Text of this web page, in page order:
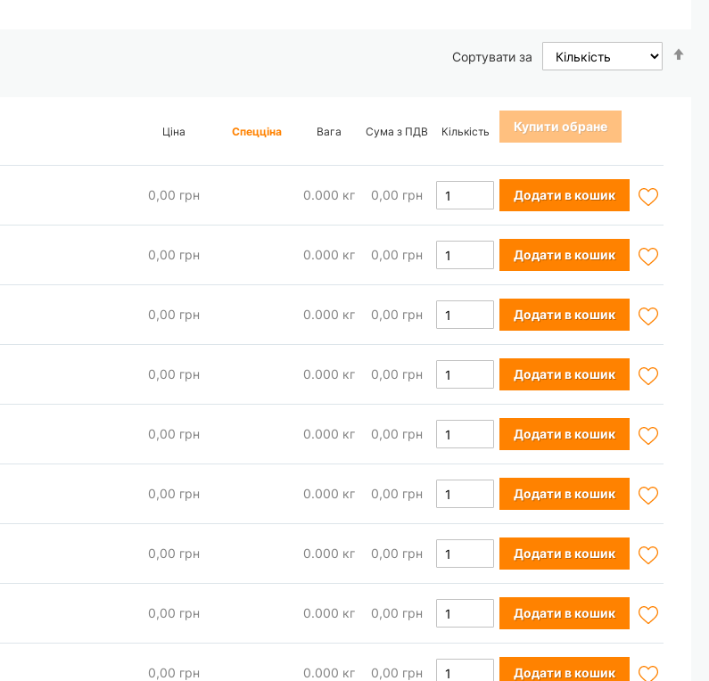
Сортувати за
Ціна Спецціна Вага Сума з ПДВ Кількість Купити обране
0,00 грн 0.000 кг 0,00 грн Додати в кошик Додати
до
Списку
Бажань
0,00 грн 0.000 кг 0,00 грн Додати в кошик Додати
до
Списку
Бажань
0,00 грн 0.000 кг 0,00 грн Додати в кошик Додати
до
Списку
Бажань
0,00 грн 0.000 кг 0,00 грн Додати в кошик Додати
до
Списку
Бажань
0,00 грн 0.000 кг 0,00 грн Додати в кошик Додати
до
Списку
Бажань
0,00 грн 0.000 кг 0,00 грн Додати в кошик Додати
до
Списку
Бажань
0,00 грн 0.000 кг 0,00 грн Додати в кошик Додати
до
Списку
Бажань
0,00 грн 0.000 кг 0,00 грн Додати в кошик Додати
до
Списку
0,00 грн 0.000 кг 0,00 грн Додати в кошик Додати